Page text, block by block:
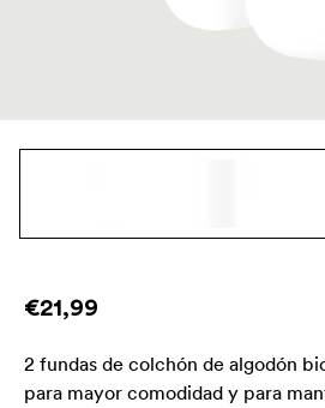
€21,99
2 fundas de colchón de algodón
para mayor comodidad y para